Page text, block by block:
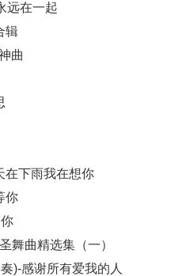
远在一起
辑
曲
在下雨我在想你
你
舞曲精选集（一）
)-感谢所有爱我的人